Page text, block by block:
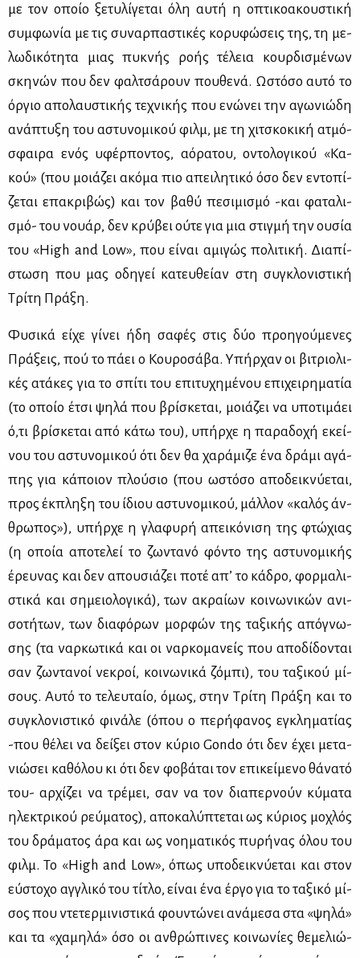
με τον οποίο ξε­τυ­λί­γε­ται όλη αυ­τή η οπτι­κο­α­κου­στι­κή
συμ­φω­νία με τις συ­ναρ­πα­στι­κές κο­ρυ­φώ­σεις της, τη με­
λω­δι­κό­τη­τα μιας πυ­κνής ρο­ής τέ­λεια κουρ­δι­σμέ­νων
σκη­νών που δεν φαλ­τσά­ρουν που­θε­νά. Ωστό­σο αυ­τό το
όρ­γιο απο­λαυ­στι­κής τε­χνι­κής που ενώ­νει την αγω­νιώ­δη
ανά­πτυ­ξη του αστυ­νο­μι­κού φιλμ, με τη χι­τσκο­κι­κή ατμό­
σφαι­ρα ενός υφέρ­πο­ντος, αό­ρα­του, οντο­λο­γι­κού «Κα­
κού» (που μοιά­ζει ακό­μα πιο απει­λη­τι­κό όσο δεν εντο­πί­
ζε­ται επα­κρι­βώς) και τον βα­θύ πε­σι­μι­σμό -και φα­τα­λι­
σμό- του νουάρ, δεν κρύ­βει ού­τε για μια στιγ­μή την ου­σία
του «High and Low», που εί­ναι αμι­γώς πο­λι­τι­κή. Δια­πί­
στω­ση που μας οδη­γεί κα­τευ­θεί­αν στη συ­γκλο­νι­στι­κή
Τρί­τη Πρά­ξη.
Φυ­σι­κά εί­χε γί­νει ήδη σα­φές στις δύο προη­γού­με­νες
Πρά­ξεις, πού το πά­ει ο Κου­ρο­σά­βα. Υπήρ­χαν οι βι­τριο­λι­
κές ατά­κες για το σπί­τι του επι­τυ­χη­μέ­νου επι­χει­ρη­μα­τία
(το οποίο έτσι ψη­λά που βρί­σκε­ται, μοιά­ζει να υπο­τι­μά­ει
ό,τι βρί­σκε­ται από κά­τω του), υπήρ­χε η πα­ρα­δο­χή εκεί­
νου του αστυ­νο­μι­κού ότι δεν θα χα­ρά­μι­ζε ένα δρά­μι αγά­
πης για κά­ποιον πλού­σιο (που ωστό­σο απο­δει­κνύ­ε­ται,
προς έκ­πλη­ξη του ίδιου αστυ­νο­μι­κού, μάλ­λον «κα­λός άν­
θρω­πος»), υπήρ­χε η γλα­φυ­ρή απει­κό­νι­ση της φτώ­χιας
(η οποία απο­τε­λεί το ζω­ντα­νό φό­ντο της αστυ­νο­μι­κής
έρευ­νας και δεν απου­σιά­ζει πο­τέ απ’ το κά­δρο, φορ­μα­λι­
στι­κά και ση­μειο­λο­γι­κά), των ακραί­ων κοι­νω­νι­κών ανι­
σο­τή­των, των δια­φό­ρων μορ­φών της τα­ξι­κής από­γνω­
σης (τα ναρ­κω­τι­κά και οι ναρ­κο­μα­νείς που απο­δί­δο­νται
σαν ζω­ντα­νοί νε­κροί, κοι­νω­νι­κά ζό­μπι), του τα­ξι­κού μί­
σους. Αυ­τό το τε­λευ­ταίο, όμως, στην Τρί­τη Πρά­ξη και το
συ­γκλο­νι­στι­κό φι­νά­λε (όπου ο πε­ρή­φα­νος εγκλη­μα­τί­ας
-που θέ­λει να δεί­ξει στον κύ­ριο Gondo ότι δεν έχει με­τα­
νιώ­σει κα­θό­λου κι ότι δεν φο­βά­ται τον επι­κεί­με­νο θά­να­τό
του- αρ­χί­ζει να τρέ­μει, σαν να τον δια­περ­νούν κύ­μα­τα
ηλε­κτρι­κού ρεύ­μα­τος), απο­κα­λύ­πτε­ται ως κύ­ριος μο­χλός
του δρά­μα­τος άρα και ως νοη­μα­τι­κός πυ­ρή­νας όλου του
φιλμ. Το «High and Low», όπως υπο­δει­κνύ­ε­ται και στον
εύ­στο­χο αγ­γλι­κό του τί­τλο, εί­ναι ένα έρ­γο για το τα­ξι­κό μί­
σος που ντε­τερ­μι­νι­στι­κά φου­ντώ­νει ανά­με­σα στα «ψη­λά»
και τα «χα­μη­λά» όσο οι αν­θρώ­πι­νες κοι­νω­νί­ες θε­με­λιώ­